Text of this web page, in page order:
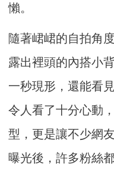
懶。
隨著峮峮的自拍角
露出裡頭的內搭小
一秒現形，還能看
令人看了十分心動
型，更是讓不少網
曝光後，許多粉絲